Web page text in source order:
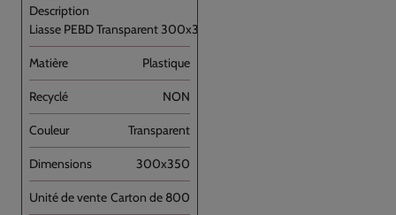
Liasse PEBD Transparent 300x350+P [...]
Plastique
NON
Transparent
300x350
Carton de 800